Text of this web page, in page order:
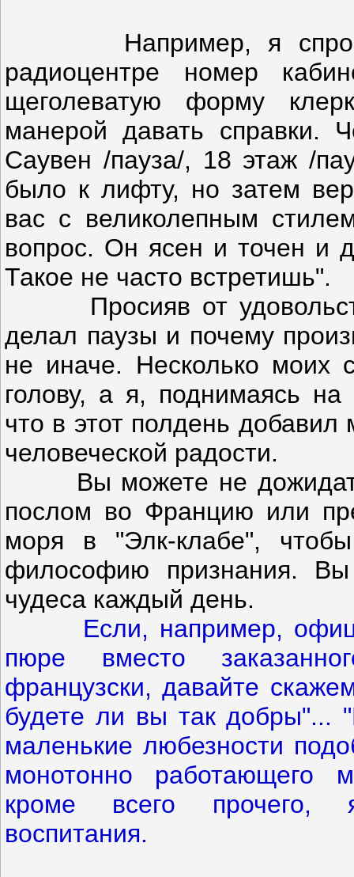
Например, я
радиоцентре номер
щеголеватую форму
манерой давать справки.
Саувен /пауза/, 18 этаж /
было к лифту, но затем
вас с великолепным
вопрос. Он ясен и точен и
Такое не часто встретишь".
Просияв от
делал паузы и почему
не иначе. Несколько моих
голову, а я, поднимаясь на
что в этот полдень
человеческой радости.
Вы можете не
послом во Францию или
моря в "Элк-клабе",
философию признания.
чудеса каждый день.
Если, например,
пюре вместо
французски, давайте
будете ли вы так
маленькие любезности
монотонно работающего
кроме всего прочего,
воспитания.